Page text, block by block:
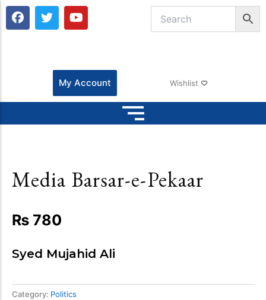
F
a
T
w
e
Y
o
b
e
My Account Wishlist
Media Barsar-e-Pekaar
₨ 780
Syed Mujahid Ali
Category: Politics